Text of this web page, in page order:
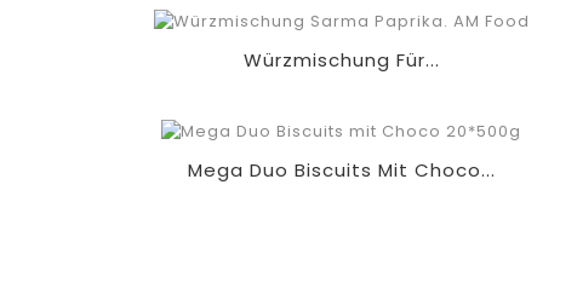
Würzmischung Für...
Mega Duo Biscuits Mit Choco...